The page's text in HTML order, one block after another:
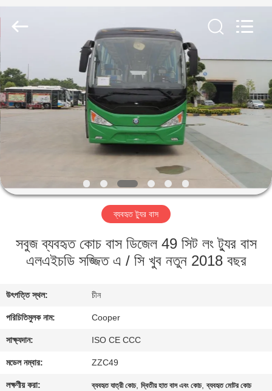
বাড়ি
পণ্য
আমাদের
কারখানা
যোগাযোগ
করুন
উদ্ধৃতির
INDUSTRY
CO.,
LTD..
All
Reserved.
ব্যবহৃত ট্যুর বাস
সবুজ ব্যবহৃত কোচ বাস ডিজেল 49 সিট লং ট্যুর বাস
এলএইচডি সজ্জিত এ / সি খুব নতুন 2018 বছর
উৎপত্তি স্থল: চীন
পরিচিতিমুলক নাম: Cooper
সাক্ষ্যদান: ISO CE CCC
মডেল নম্বার: ZZC49
লক্ষণীয় করা: ব্যবহৃত যাত্রী কোচ,দ্বিতীয় হাত বাস এবং কোচ,ব্যবহৃত মোটর কোচ